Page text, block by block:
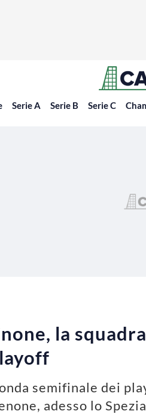
Serie A Serie B Serie C
la
semifinale dei
adesso lo Spezia